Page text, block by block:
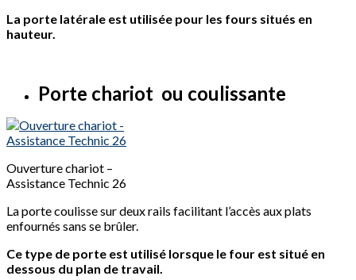
La porte latérale est utilisée pour les fours situés en
hauteur.
Porte chariot ou coulissante
Ouverture chariot –
Assistance Technic 26
La porte coulisse sur deux rails facilitant l’accès aux plats
enfournés sans se brûler.
Ce type de porte est utilisé lorsque le four est situé en
dessous du plan de travail.